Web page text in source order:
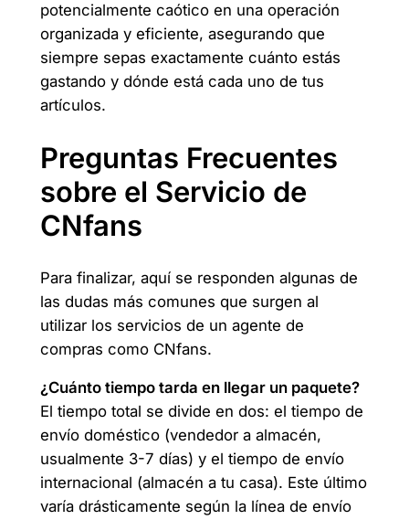
potencialmente caótico en una operación
organizada y eficiente, asegurando que
siempre sepas exactamente cuánto estás
gastando y dónde está cada uno de tus
artículos.
Preguntas Frecuentes
sobre el Servicio de
CNfans
Para finalizar, aquí se responden algunas de
las dudas más comunes que surgen al
utilizar los servicios de un agente de
compras como CNfans.
¿Cuánto tiempo tarda en llegar un paquete?
El tiempo total se divide en dos: el tiempo de
envío doméstico (vendedor a almacén,
usualmente 3-7 días) y el tiempo de envío
internacional (almacén a tu casa). Este último
varía drásticamente según la línea de envío